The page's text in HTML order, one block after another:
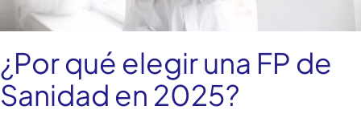
¿Por qué elegir una FP de
Sanidad en 2025?